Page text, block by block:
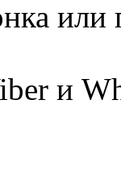
или
и